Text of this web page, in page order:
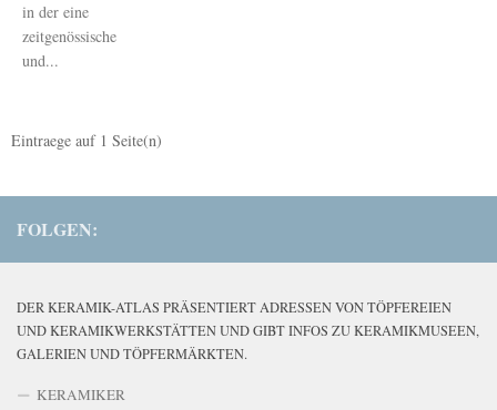
in der eine
zeitgenössische
und...
Eintraege auf 1 Seite(n)
FOLGEN:
DER KERAMIK-ATLAS PRÄSENTIERT ADRESSEN VON TÖPFEREIEN
UND KERAMIKWERKSTÄTTEN UND GIBT INFOS ZU KERAMIKMUSEEN,
GALERIEN UND TÖPFERMÄRKTEN.
KERAMIKER